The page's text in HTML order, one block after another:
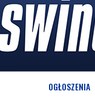
OGŁOSZENIA